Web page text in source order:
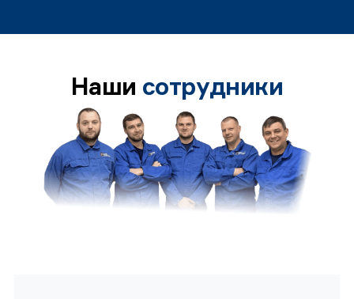
Наши сотрудники